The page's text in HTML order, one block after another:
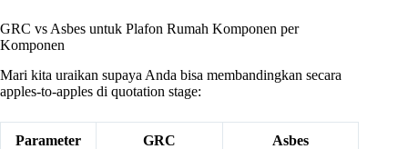
GRC vs Asbes untuk Plafon Rumah Komponen per
Komponen
Mari kita uraikan supaya Anda bisa membandingkan secara
apples-to-apples di quotation stage:
Parameter GRC Asbes